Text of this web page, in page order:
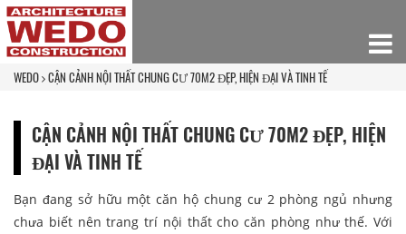
WEDO CẬN CẢNH NỘI THẤT CHUNG CƯ 70M2 ĐẸP, HIỆN ĐẠI VÀ TINH TẾ
CẬN CẢNH NỘI THẤT CHUNG CƯ 70M2 ĐẸP, HIỆN
ĐẠI VÀ TINH TẾ
Bạn đang sở hữu một căn hộ chung cư 2 phòng ngủ nhưng
chưa biết nên trang trí nội thất cho căn phòng như thế. Với